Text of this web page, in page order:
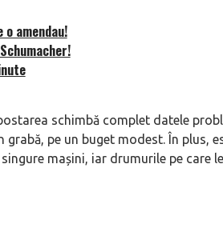
amendau!
schimbă complet datele
pe un buget modest. În plus,
mașini, iar drumurile pe care le
numele Hennessey
60° Hommage